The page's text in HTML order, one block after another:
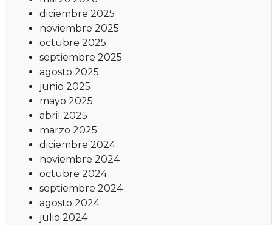
diciembre 2025
noviembre 2025
octubre 2025
septiembre 2025
agosto 2025
junio 2025
mayo 2025
abril 2025
marzo 2025
diciembre 2024
noviembre 2024
octubre 2024
septiembre 2024
agosto 2024
julio 2024